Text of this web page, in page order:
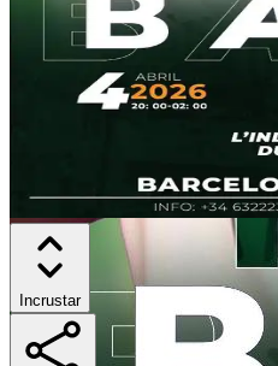
Incrustar